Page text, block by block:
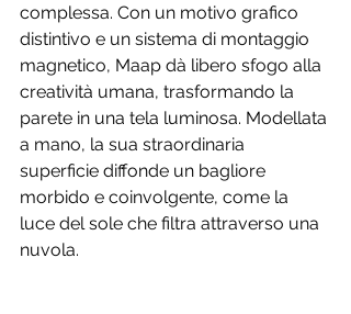
complessa. Con un motivo grafico
distintivo e un sistema di montaggio
magnetico, Maap dà libero sfogo alla
creatività umana, trasformando la
parete in una tela luminosa. Modellata
a mano, la sua straordinaria
superficie diffonde un bagliore
morbido e coinvolgente, come la
luce del sole che filtra attraverso una
nuvola.